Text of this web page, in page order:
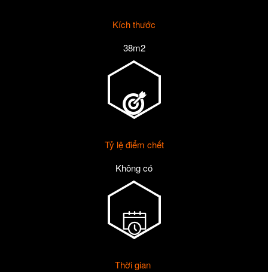
Kích thước
38m2
Tỷ lệ điểm chết
Không có
Thời gian